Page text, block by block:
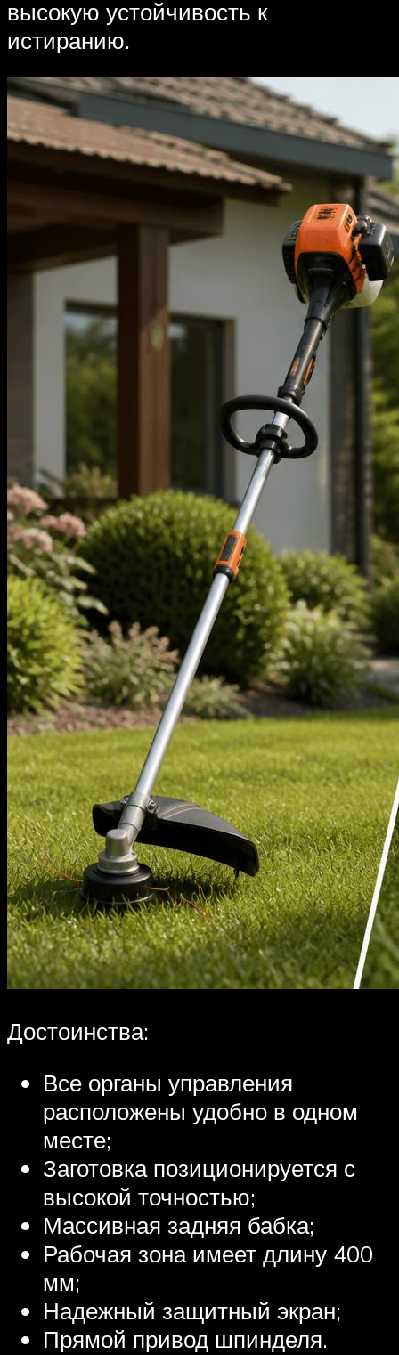
высокую устойчивость к
истиранию.
Достоинства:
Все органы управления
расположены удобно в одном
месте;
Заготовка позиционируется с
высокой точностью;
Массивная задняя бабка;
Рабочая зона имеет длину 400
мм;
Надежный защитный экран;
Прямой привод шпинделя.